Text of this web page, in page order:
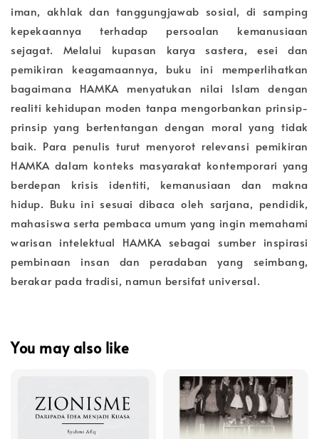
iman, akhlak dan tanggungjawab sosial, di samping
kepekaannya terhadap persoalan kemanusiaan
sejagat. Melalui kupasan karya sastera, esei dan
pemikiran keagamaannya, buku ini memperlihatkan
bagaimana HAMKA menyatukan nilai Islam dengan
realiti kehidupan moden tanpa mengorbankan prinsip-
prinsip yang bertentangan dengan moral yang tidak
baik. Para penulis turut menyorot relevansi pemikiran
HAMKA dalam konteks masyarakat kontemporari yang
berdepan krisis identiti, kemanusiaan dan makna
hidup. Buku ini sesuai dibaca oleh sarjana, pendidik,
mahasiswa serta pembaca umum yang ingin memahami
warisan intelektual HAMKA sebagai sumber inspirasi
pembinaan insan dan peradaban yang seimbang,
berakar pada tradisi, namun bersifat universal.
You may also like